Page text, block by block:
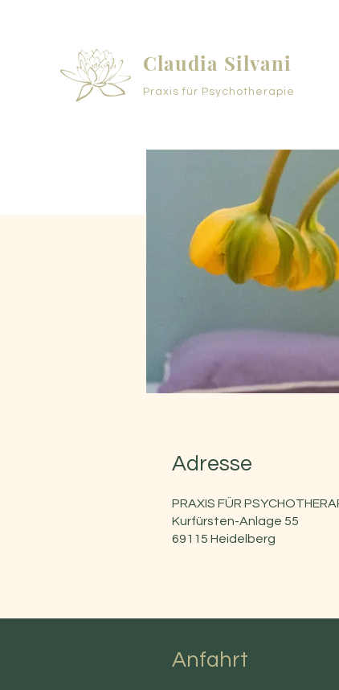
Claudia Silvani
Praxis für Psychotherapie
Adresse
PRAXIS FÜR
Kurfürsten-Anlage 55
69115 Heidelberg
Anfahrt